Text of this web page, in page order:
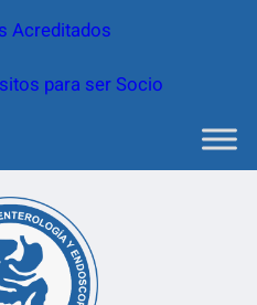
Acreditados
para ser Socio